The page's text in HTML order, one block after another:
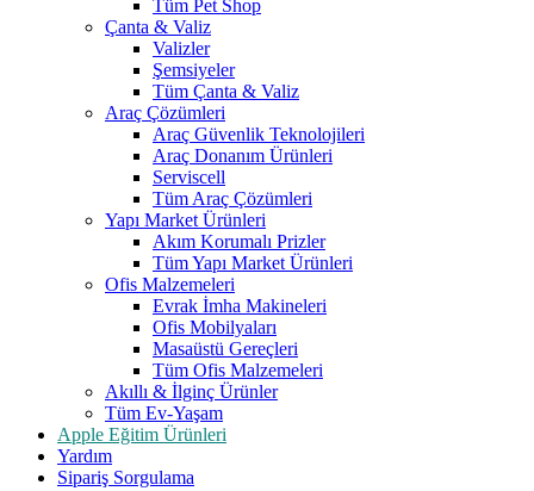
Tüm Pet Shop
Çanta & Valiz
Valizler
Şemsiyeler
Tüm Çanta & Valiz
Araç Çözümleri
Araç Güvenlik Teknolojileri
Araç Donanım Ürünleri
Serviscell
Tüm Araç Çözümleri
Yapı Market Ürünleri
Akım Korumalı Prizler
Tüm Yapı Market Ürünleri
Ofis Malzemeleri
Evrak İmha Makineleri
Ofis Mobilyaları
Masaüstü Gereçleri
Tüm Ofis Malzemeleri
Akıllı & İlginç Ürünler
Tüm Ev-Yaşam
Apple Eğitim Ürünleri
Yardım
Sipariş Sorgulama